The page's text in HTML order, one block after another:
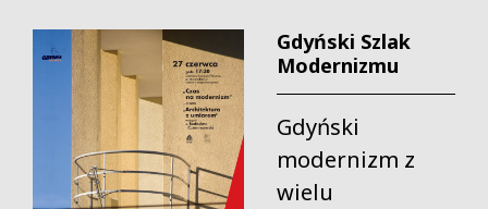
Gdyński Szlak
Modernizmu
Gdyński
modernizm z
wielu